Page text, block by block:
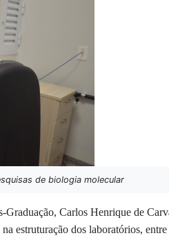
de biologia molecular
Graduação, Carlos Henrique de
estruturação dos laboratórios,